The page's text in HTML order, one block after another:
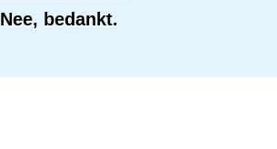
Nee, bedankt.